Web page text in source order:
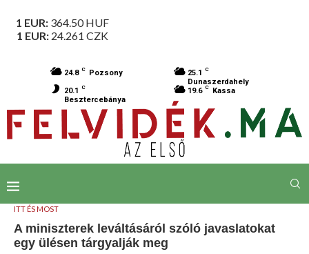
1 EUR: 364.50HUF
1 EUR: 24.261 CZK
24.8 C Pozsony 25.1 C
Dunaszerdahely
20.1 C
Besztercebánya
19.6 C Kassa
ITT ÉS MOST
A miniszterek leváltásáról szóló javaslatokat
egy ülésen tárgyalják meg